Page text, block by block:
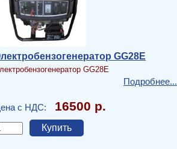
GG28E
GG28E
Подробнее...
с НДС: 16500 р.